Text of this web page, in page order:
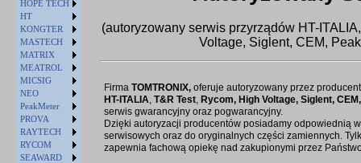
HOPE TECH
HT
KONGTER
MASTECH
MATRIX
MEATROL
MICSIG
NEO
PeakMeter
PROVA
RAYTECH
RYCOM
SEAWARD
(autoryzowany serwis przyrządów HT-
Voltage, Siglent, CEM,
Firma TOMTRONIX, oferuje autoryzowany przez
HT-ITALIA, T&R Test, Rycom, High Voltage, Siglent,
serwis gwarancyjny oraz pogwarancyjny.
Dzięki autoryzacji producentów posiadamy odpowiednią
serwisowych oraz do oryginalnych części zamiennych.
zapewnia fachową opiekę nad zakupionymi przez